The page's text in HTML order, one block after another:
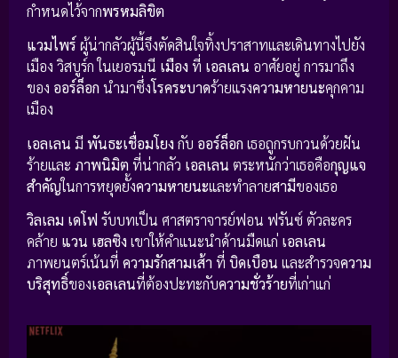
กำหนดไว้จากพรหมลิขิต
แวมไพร์ ผู้น่ากลัวผู้นี้จึงตัดสินใจทิ้งปราสาทและเดินทางไปยัง
เมือง วิสบูร์ก ในเยอรมนี เมือง ที่ เอลเลน อาศัยอยู่ การมาถึง
ของ ออร์ล็อก นำมาซึ่งโรคระบาดร้ายแรงความหายนะคุกคาม
เมือง
เอลเลน มี พันธะเชื่อมโยง กับ ออร์ล็อก เธอถูกรบกวนด้วยฝัน
ร้ายและ ภาพนิมิต ที่น่ากลัว เอลเลน ตระหนักว่าเธอคือกุญแจ
สำคัญในการหยุดยั้งความหายนะและทำลายสามีของเธอ
วิลเลม เดโฟ รับบทเป็น ศาสตราจารย์ฟอน ฟรันซ์ ตัวละคร
คล้าย แวน เฮลซิง เขาให้คำแนะนำด้านมืดแก่ เอลเลน
ภาพยนตร์เน้นที่ ความรักสามเส้า ที่ บิดเบือน และสำรวจความ
บริสุทธิ์ของเอลเลนที่ต้องปะทะกับความชั่วร้ายที่เก่าแก่